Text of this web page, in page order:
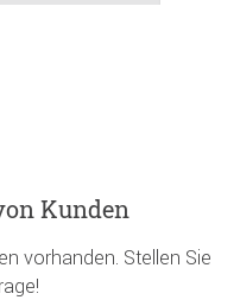
Kunden
vorhanden. Stellen Sie